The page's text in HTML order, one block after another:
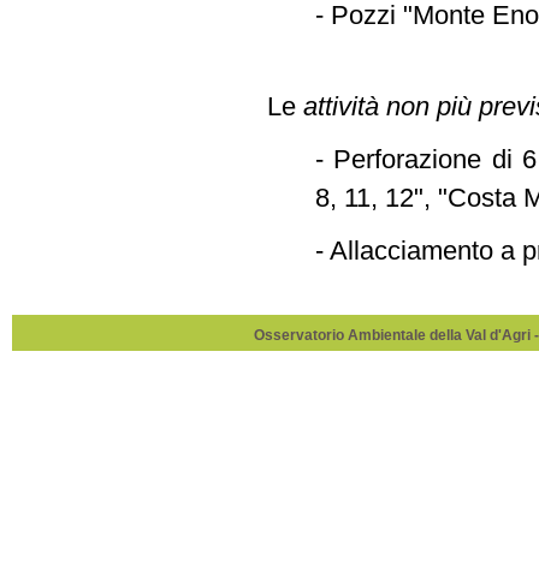
- Pozzi "Monte
Le attività non più
- Perforazione di
8, 11, 12", "Costa
- Allacciamento a
Osservatorio Ambientale della Val d'Agri